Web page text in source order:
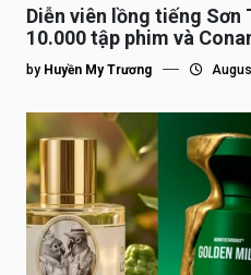
Diễn viên lồng tiếng Sơn
10.000 tập phim và
nhất”
by Huyền My Trương